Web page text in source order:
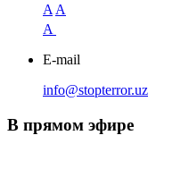
A A
A
E-mail
info@stopterror.uz
В прямом эфире